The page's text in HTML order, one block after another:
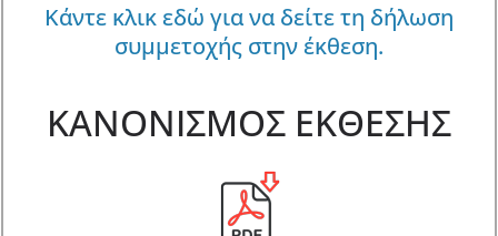
Κάντε κλικ εδώ για να δείτε τη δήλωση
συμμετοχής στην έκθεση.
ΚΑΝΟΝΙΣΜΟΣ ΕΚΘΕΣΗΣ